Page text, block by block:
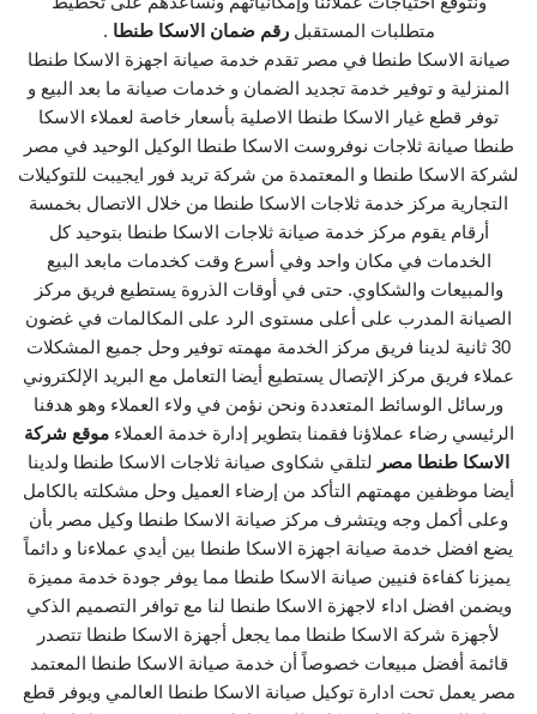
متطلبات المستقبلرقم ضمان الاسكا طنطا .
صيانة الاسكا طنطا في مصر تقدم خدمة صيانة اجهزة الاسكا طنطا
المنزلية و توفير خدمة تجديد الضمان و خدمات صيانة ما بعد البيع و
توفر قطع غيار الاسكا طنطا الاصلية بأسعار خاصة لعملاء الاسكا
طنطا صيانة ثلاجات نوفروست الاسكا طنطا الوكيل الوحيد في مصر
لشركة الاسكا طنطا و المعتمدة من شركة تريد فور ايجيبت للتوكيلات
التجارية مركز خدمة ثلاجات الاسكا طنطا من خلال الاتصال بخمسة
أرقام يقوم مركز خدمة صيانة ثلاجات الاسكا طنطا بتوحيد كل
الخدمات في مكان واحد وفي أسرع وقت كخدمات مابعد البيع
والمبيعات والشكاوي. حتى في أوقات الذروة يستطيع فريق مركز
الصيانة المدرب على أعلى مستوى الرد على المكالمات في غضون
30 ثانية لدينا فريق مركز الخدمة مهمته توفير وحل جميع المشكلات
عملاء فريق مركز الإتصال يستطيع أيضا التعامل مع البريد الإلكتروني
ورسائل الوسائط المتعددة ونحن نؤمن في ولاء العملاء وهو هدفنا
الرئيسي رضاء عملاؤنا فقمنا بتطوير إدارة خدمة العملاءموقع شركة
الاسكا طنطا مصر لتلقي شكاوى صيانة ثلاجات الاسكا طنطا ولدينا
أيضا موظفين مهمتهم التأكد من إرضاء العميل وحل مشكلته بالكامل
وعلى أكمل وجه ويتشرف مركز صيانة الاسكا طنطا وكيل مصر بأن
يضع افضل خدمة صيانة اجهزة الاسكا طنطا بين أيدي عملاءنا و دائماً
يميزنا كفاءة فنيين صيانة الاسكا طنطا مما يوفر جودة خدمة مميزة
ويضمن افضل اداء لاجهزة الاسكا طنطا لنا مع توافر التصميم الذكي
لأجهزة شركة الاسكا طنطا مما يجعل أجهزة الاسكا طنطا تتصدر
قائمة أفضل مبيعات خصوصاً أن خدمة صيانة الاسكا طنطا المعتمد
مصر يعمل تحت ادارة توكيل صيانة الاسكا طنطا العالمي ويوفر قطع